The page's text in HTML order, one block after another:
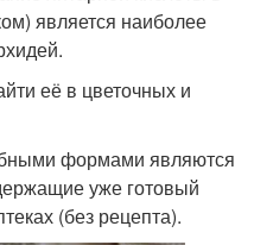
является наиболее
её в цветочных и
формами являются
уже готовый
(без рецепта).